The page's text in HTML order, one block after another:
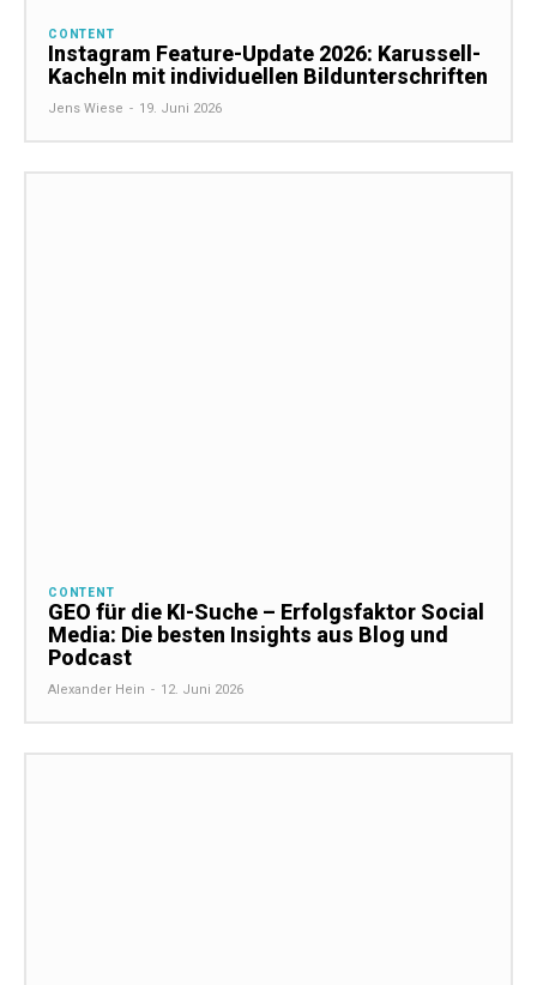
CONTENT
Instagram Feature-Update 2026: Karussell-
Kacheln mit individuellen Bildunterschriften
Jens Wiese - 19. Juni 2026
CONTENT
GEO für die KI-Suche – Erfolgsfaktor Social
Media: Die besten Insights aus Blog und
Podcast
Alexander Hein - 12. Juni 2026